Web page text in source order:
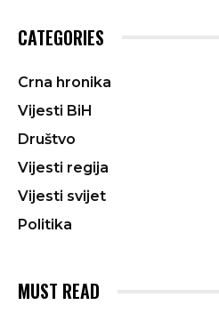
CATEGORIES
Crna hronika
Vijesti BiH
Društvo
Vijesti regija
Vijesti svijet
Politika
MUST READ